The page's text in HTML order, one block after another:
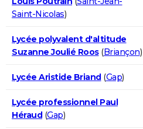
Saint-Nicolas)
Lycée polyvalent d'altitude
Suzanne Joulié Roos(Briançon)
Lycée Aristide Briand(Gap)
Lycée professionnel Paul
Héraud(Gap)